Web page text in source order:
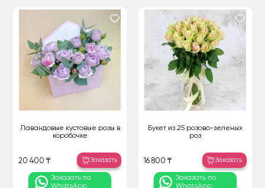
Лавандовые кустовые розы в
коробочке
20 400 ₸ Заказать
Заказать по
WhatsApp
Букет из 25 розово-зеленых
роз
16 800 ₸ Заказать
Заказать по
WhatsApp